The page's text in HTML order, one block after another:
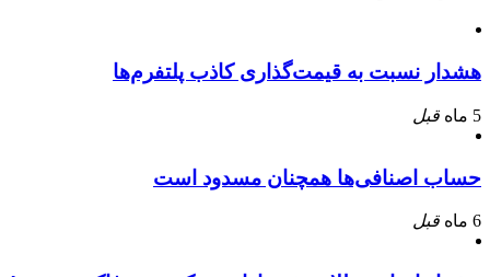
هشدار نسبت به قیمت‌گذاری کاذب پلتفرم‌ها
5 ماه قبل
حساب اصنافی‌ها همچنان مسدود است
6 ماه قبل